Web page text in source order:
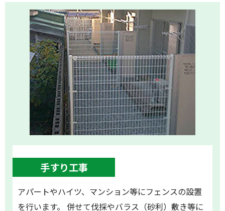
手すり工事
アパートやハイツ、マンション等にフェンスの設置
を行います。 併せて伐採やバラス（砂利）敷き等に